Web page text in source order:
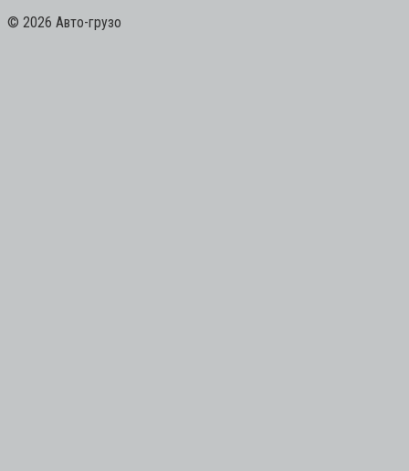
© 2026 Авто-грузо